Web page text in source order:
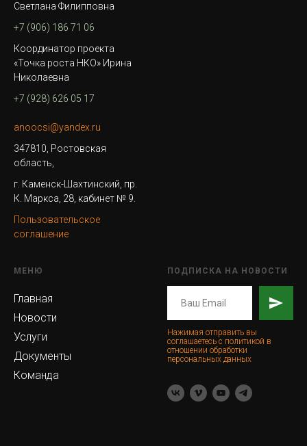
Светлана Филипповна
+7 (906) 186 71 06
Координатор проекта
«Точка роста НКО» Ирина
Николаевна
+7 (928) 626 05 17
anoocsi@yandex.ru
347810, Ростовская
область,
г. Каменск-Шахтинский, пр.
К. Маркса, 28, кабинет № 9.
Пользовательское
соглашение
МЕНЮ
Главная
Новости
Услуги
Документы
Команда
ПОДПИСКА НА НОВОСТИ
Нажимая отправить вы
соглашаетесь с политикой в
отношении обработки
персональных данных